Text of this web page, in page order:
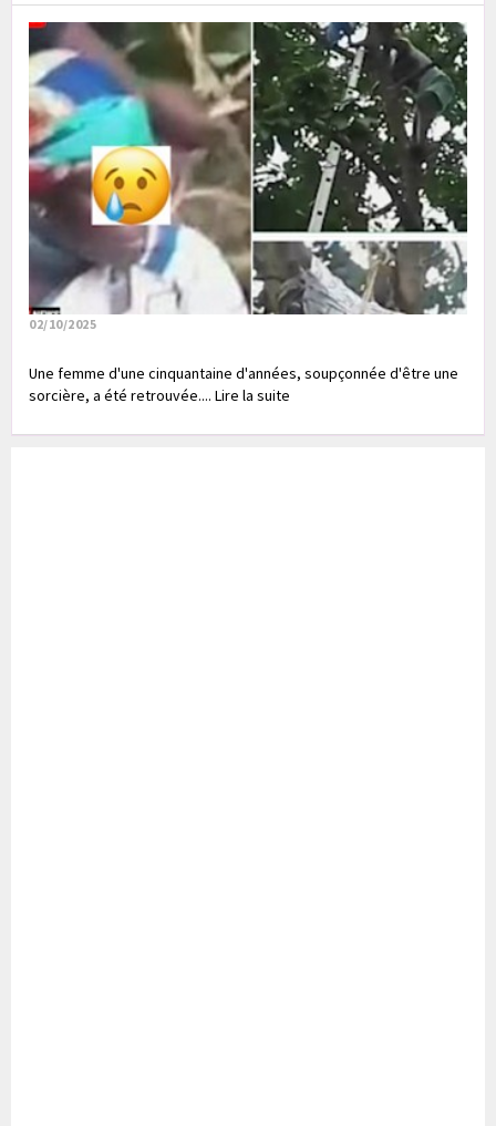
02/10/2025
Une femme d'une cinquantaine d'années, soupçonnée d'être une
sorcière, a été retrouvée.... Lire la suite